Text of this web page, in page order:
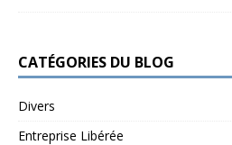
CATÉGORIES DU BLOG
Divers
Entreprise Libérée